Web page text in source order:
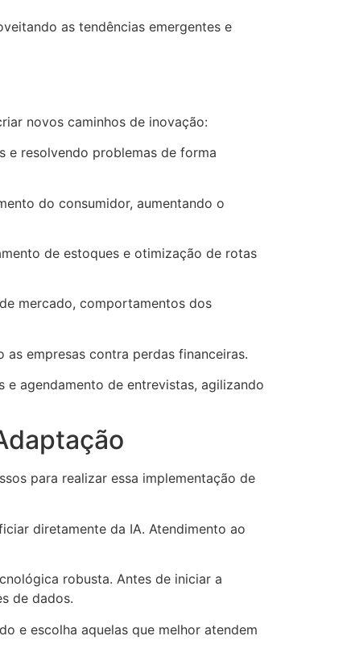
as tendências emergentes e
novos caminhos de inovação:
e resolvendo problemas de forma
do consumidor, aumentando o
de estoques e otimização de rotas
mercado, comportamentos dos
empresas contra perdas financeiras.
agendamento de entrevistas, agilizando
para realizar essa implementação de
diretamente da IA. Atendimento ao
robusta. Antes de iniciar a
de dados.
e escolha aquelas que melhor atendem